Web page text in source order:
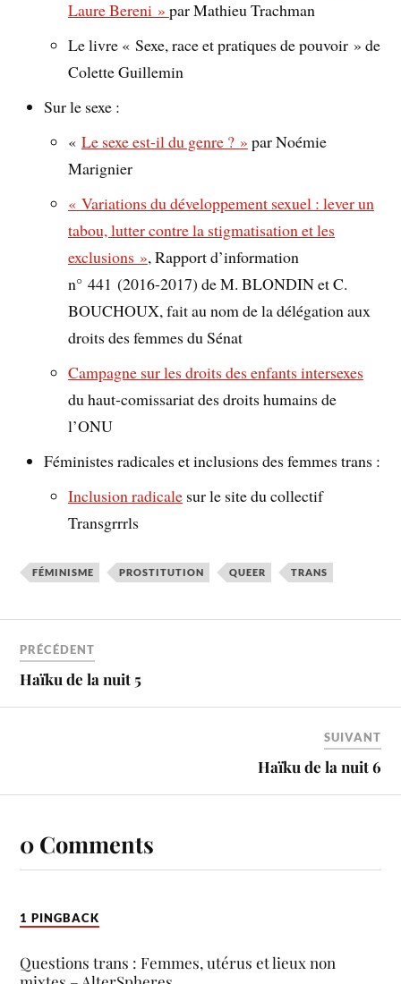
Laure Bereni » par Mathieu Trachman
Le livre « Sexe, race et pratiques de pouvoir » de
Colette Guillemin
Sur le sexe :
« Le sexe est-il du genre ? » par Noémie
Marignier
« Variations du développement sexuel : lever un
tabou, lutter contre la stigmatisation et les
exclusions », Rapport d’information
n° 441 (2016-2017) de M. BLONDIN et C.
BOUCHOUX, fait au nom de la délégation aux
droits des femmes du Sénat
Campagne sur les droits des enfants intersexes
du haut-comissariat des droits humains de
l’ONU
Féministes radicales et inclusions des femmes trans :
Inclusion radicalesur le site du collectif
Transgrrrls
FÉMINISME PROSTITUTION QUEER TRANS
PRÉCÉDENT
Haïku de la nuit 5
SUIVANT
Haïku de la nuit 6
0 Comments
1 PINGBACK
Questions trans : Femmes, utérus et lieux non